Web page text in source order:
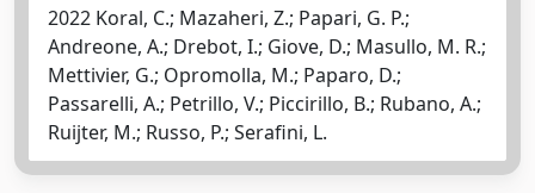
2022 Koral, C.; Mazaheri, Z.; Papari, G. P.;
Andreone, A.; Drebot, I.; Giove, D.; Masullo, M. R.;
Mettivier, G.; Opromolla, M.; Paparo, D.;
Passarelli, A.; Petrillo, V.; Piccirillo, B.; Rubano, A.;
Ruijter, M.; Russo, P.; Serafini, L.